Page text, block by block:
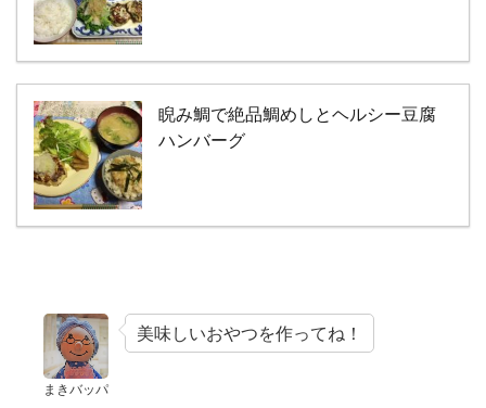
睨み鯛で絶品鯛めしとヘルシー豆腐
ハンバーグ
まきバッパ
美味しいおやつを作ってね！